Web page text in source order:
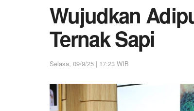
Wujudkan
Ternak Sapi
Selasa, 09/9/25 | 17:23 WIB